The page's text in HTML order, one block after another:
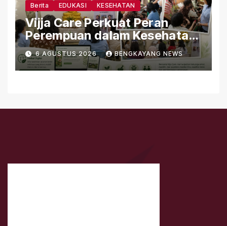
Berita EDUKASI KESEHATAN
Vijja Care Perkuat Peran
Perempuan dalam Kesehatan
Keluarga melalui Edukasi
TOGA dan Herbal Berbasis
Ilmu Pengetahuan
6 AGUSTUS 2026 BENGKAYANG NEWS